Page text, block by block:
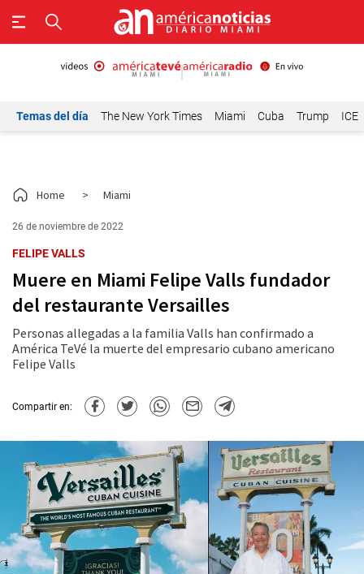
Temas del día The New York Times Miami Cuba Trump ICE
Home > Miami
26 de noviembre de 2022
FELIPE VALLS
Muere en Miami Felipe Valls fundador
del restaurante Versailles
Personas allegadas a la familia Valls han confirmado a
América TeVé la muerte del empresario cubano americano
Felipe Valls
Compartir en: